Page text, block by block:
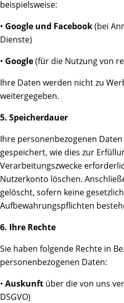
beispielsweise:
• Google und Facebook(bei
Dienste)
• Google(für die Nutzung von
Ihre Daten werden nicht zu
weitergegeben.
5. Speicherdauer
Ihre personenbezogenen
gespeichert, wie dies zur
Verarbeitungszwecke
Nutzerkonto löschen.
gelöscht, sofern keine
Aufbewahrungspflichten
6. Ihre Rechte
Sie haben folgende Rechte in
personenbezogenen Daten:
• Auskunft über die von uns
DSGVO)